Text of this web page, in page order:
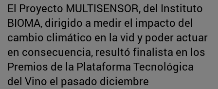
El Proyecto MULTISENSOR, del Instituto
BIOMA, dirigido a medir el impacto del
cambio climático en la vid y poder actuar
en consecuencia, resultó finalista en los
Premios de la Plataforma Tecnológica
del Vino el pasado diciembre